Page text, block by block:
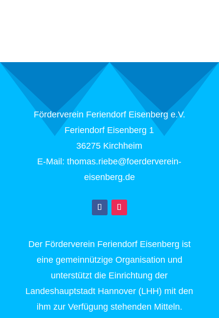
Förderverein Feriendorf Eisenberg e.V.
Feriendorf Eisenberg 1
36275 Kirchheim
E-Mail: thomas.riebe@foerderverein-
eisenberg.de
Der Förderverein Feriendorf Eisenberg ist
eine gemeinnützige Organisation und
unterstützt die Einrichtung der
Landeshauptstadt Hannover (LHH) mit den
ihm zur Verfügung stehenden Mitteln.